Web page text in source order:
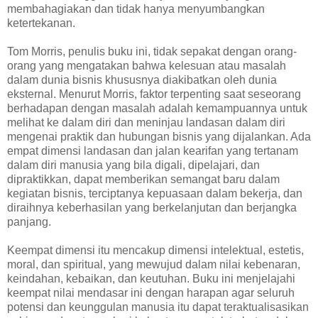
membahagiakan dan tidak hanya menyumbangkan
ketertekanan.
Tom Morris, penulis buku ini, tidak sepakat dengan orang-
orang yang mengatakan bahwa kelesuan atau masalah
dalam dunia bisnis khususnya diakibatkan oleh dunia
eksternal. Menurut Morris, faktor terpenting saat seseorang
berhadapan dengan masalah adalah kemampuannya untuk
melihat ke dalam diri dan meninjau landasan dalam diri
mengenai praktik dan hubungan bisnis yang dijalankan. Ada
empat dimensi landasan dan jalan kearifan yang tertanam
dalam diri manusia yang bila digali, dipelajari, dan
dipraktikkan, dapat memberikan semangat baru dalam
kegiatan bisnis, terciptanya kepuasaan dalam bekerja, dan
diraihnya keberhasilan yang berkelanjutan dan berjangka
panjang.
Keempat dimensi itu mencakup dimensi intelektual, estetis,
moral, dan spiritual, yang mewujud dalam nilai kebenaran,
keindahan, kebaikan, dan keutuhan. Buku ini menjelajahi
keempat nilai mendasar ini dengan harapan agar seluruh
potensi dan keunggulan manusia itu dapat teraktualisasikan